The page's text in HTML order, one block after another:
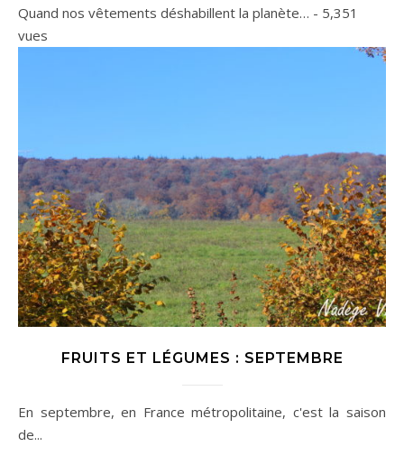
Quand nos vêtements déshabillent la planète… - 5,351
vues
FRUITS ET LÉGUMES : SEPTEMBRE
En septembre, en France métropolitaine, c'est la saison
de...